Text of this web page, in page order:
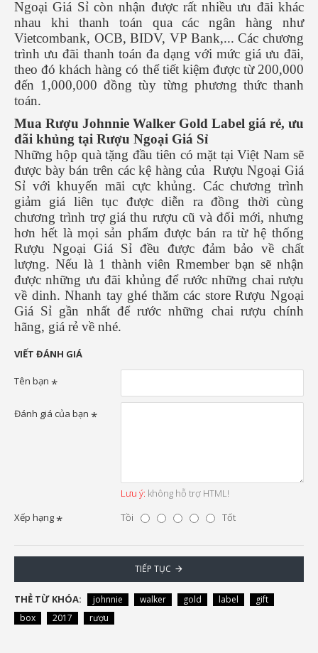
Ngoại Giá Sỉ còn nhận được rất nhiều ưu đãi khác
nhau khi thanh toán qua các ngân hàng như
Vietcombank, OCB, BIDV, VP Bank,... Các chương
trình ưu đãi thanh toán đa dạng với mức giá ưu đãi,
theo đó khách hàng có thể tiết kiệm được từ 200,000
đến 1,000,000 đồng tùy từng phương thức thanh
toán.
Mua Rượu Johnnie Walker Gold Label giá rẻ, ưu
đãi khủng tại Rượu Ngoại Giá Sỉ
Những hộp quà tặng đầu tiên có mặt tại Việt Nam sẽ
được bày bán trên các kệ hàng của Rượu Ngoại Giá
Sỉ với khuyến mãi cực khủng. Các chương trình
giảm giá liên tục được diễn ra đồng thời cùng
chương trình trợ giá thu rượu cũ và đổi mới, nhưng
hơn hết là mọi sản phẩm được bán ra từ hệ thống
Rượu Ngoại Giá Sỉ đều được đảm bảo về chất
lượng. Nếu là 1 thành viên Rmember bạn sẽ nhận
được những ưu đãi khủng để rước những chai rượu
về dinh. Nhanh tay ghé thăm các store Rượu Ngoại
Giá Sỉ gần nhất để rước những chai rượu chính
hãng, giá rẻ về nhé.
VIẾT ĐÁNH GIÁ
Tên bạn
Đánh giá của bạn
Lưu ý: không hỗ trợ HTML!
Xếp hạng
Tồi Tốt
TIẾP TỤC
THẺ TỪ KHÓA: johnnie walker gold label
gift
box
2017 rượu